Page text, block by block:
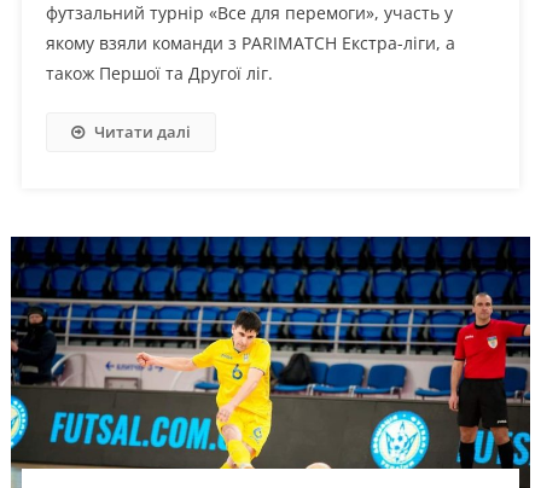
футзальний турнір «Все для перемоги», участь у
якому взяли команди з PARIMATCH Екстра-ліги, а
також Першої та Другої ліг.
Читати далі